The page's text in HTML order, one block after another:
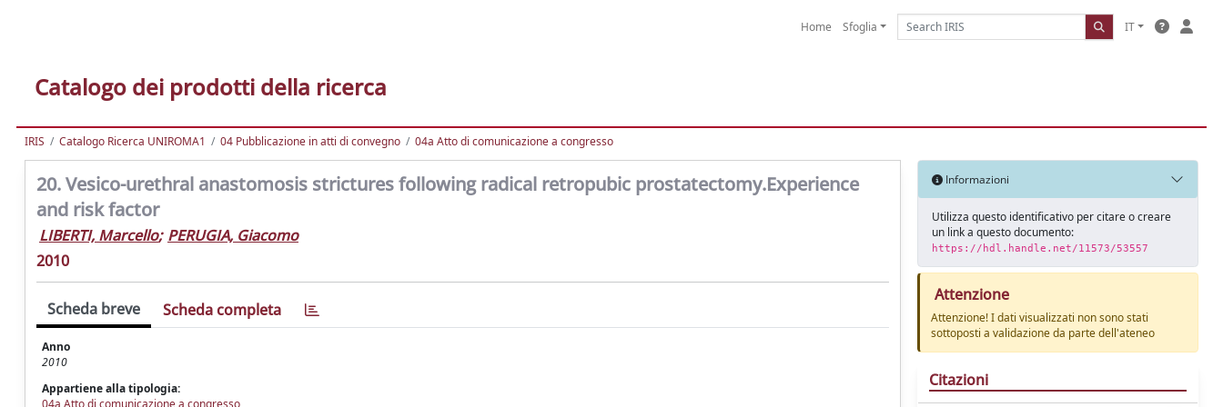
Home Sfoglia IT
Catalogo dei prodotti della ricerca
IRIS Catalogo Ricerca UNIROMA1 04 Pubblicazione in atti di convegno 04a Atto di comunicazione a congresso
20. Vesico-urethral anastomosis strictures following radical retropubic prostatectomy.Experience
and risk factor
LIBERTI, Marcello; PERUGIA, Giacomo
2010
Scheda breve Scheda completa
Anno
2010
Appartiene alla tipologia:
04a Atto di comunicazione a congresso
Informazioni
Utilizza questo identificativo per citare o creare
un link a questo documento:
https://hdl.handle.net/11573/53557
Attenzione
Attenzione! I dati visualizzati non sono stati
sottoposti a validazione da parte dell'ateneo
Citazioni